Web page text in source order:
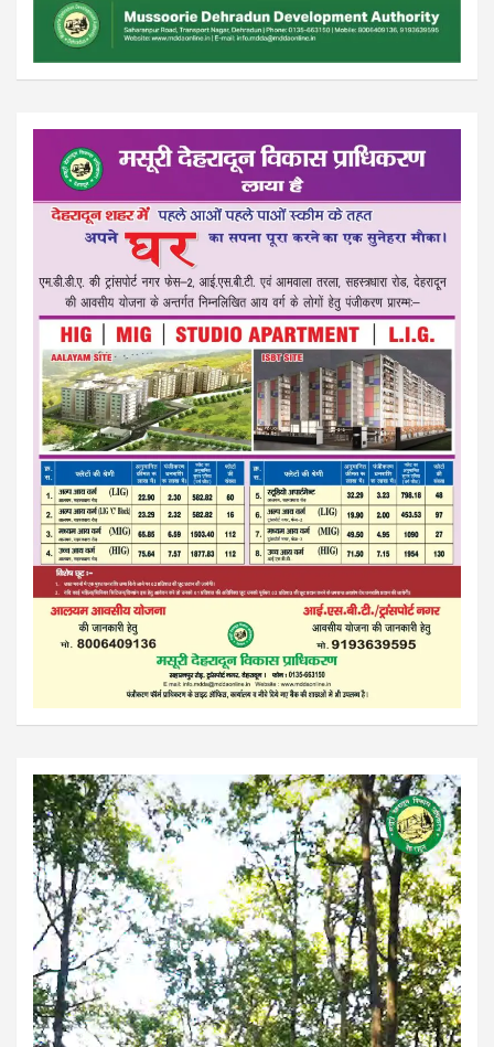
Video
Player